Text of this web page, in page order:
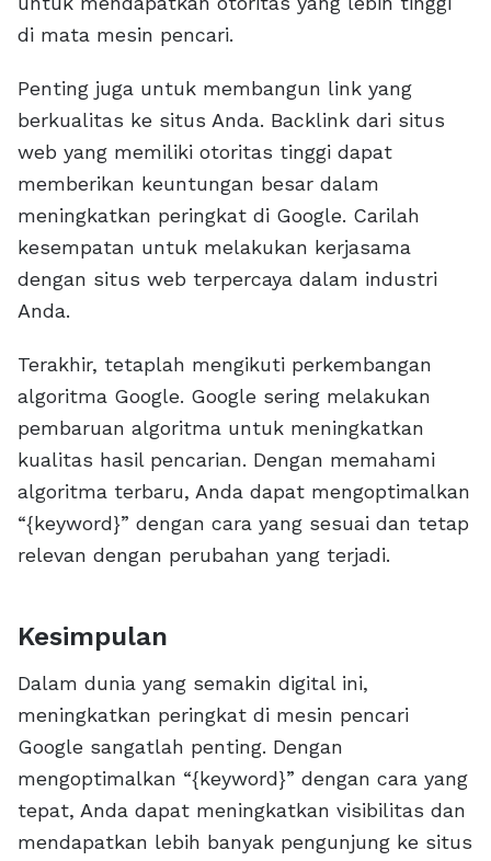
di mata mesin pencari.
Penting juga untuk membangun link yang
berkualitas ke situs Anda. Backlink dari situs
web yang memiliki otoritas tinggi dapat
memberikan keuntungan besar dalam
meningkatkan peringkat di Google. Carilah
kesempatan untuk melakukan kerjasama
dengan situs web terpercaya dalam industri
Anda.
Terakhir, tetaplah mengikuti perkembangan
algoritma Google. Google sering melakukan
pembaruan algoritma untuk meningkatkan
kualitas hasil pencarian. Dengan memahami
algoritma terbaru, Anda dapat mengoptimalkan
“{keyword}” dengan cara yang sesuai dan tetap
relevan dengan perubahan yang terjadi.
Kesimpulan
Dalam dunia yang semakin digital ini,
meningkatkan peringkat di mesin pencari
Google sangatlah penting. Dengan
mengoptimalkan “{keyword}” dengan cara yang
tepat, Anda dapat meningkatkan visibilitas dan
mendapatkan lebih banyak pengunjung ke situs